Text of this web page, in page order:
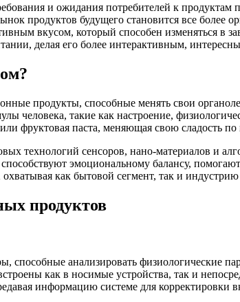
и ожидания потребителей к
продуктов будущего становится все
вкусом, который способен изменяться в
делая его более интерактивным,
продукты, способные менять свои
человека, такие как настроение,
фруктовая паста, меняющая свою сладость по
технологий сенсоров, нано-материалов и
эмоциональному балансу,
как бытовой сегмент, так и
продуктов
анализировать физиологические
как в носимые устройства, так и
информацию системе для корректировки